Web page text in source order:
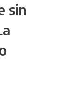
sin